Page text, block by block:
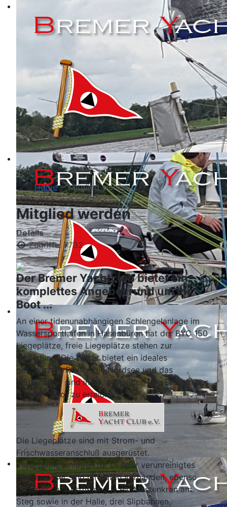
Home Mitglied werden
Mitglied werden
Details
Zugriffe: 7732
Der Bremer Yachtclub bietet ein
komplettes Angebot rund um Ihr
Boot ...
An einer tidenunabhängigen Schlengelanlage im
Wassersporthafen in Hasenbüren hat der BYC 150
Liegeplätze, freie Liegeplätze stehen zur
Verfügung. Die Weser bietet ein ideales
geschütztes Revier, die Nordsee und das
Wattenmeer sind in ca. 4 Stunden von Bremen aus
mit dem Boot zu erreichen.
Die Liegeplätze sind mit Strom- und
Frischwasseranschluß ausgerüstet.
Entsorgungsanlagen für Öl oder verunreinigtes
Bilgenwasser sind im Hafen vorhanden, ebenso
gehören zur Ausrüstung je ein Mastenkran am
Steg sowie in der Halle, drei Slipbahnen,